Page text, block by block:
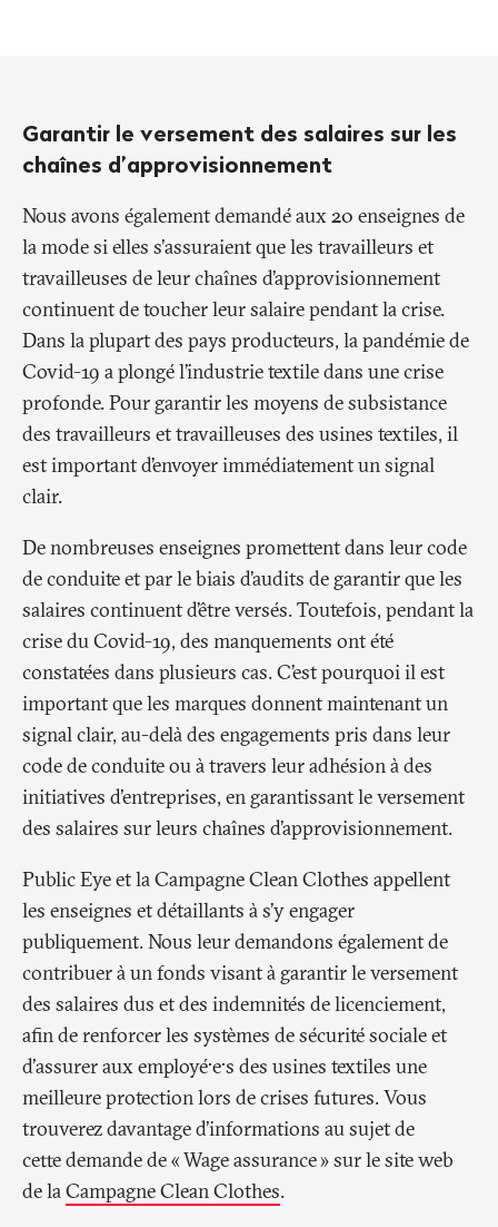
Garantir le versement des salaires sur les
chaînes d’approvisionnement
Nous avons également demandé aux 20 enseignes de
la mode si elles s'assuraient que les travailleurs et
travailleuses de leur chaînes d’approvisionnement
continuent de toucher leur salaire pendant la crise.
Dans la plupart des pays producteurs, la pandémie de
Covid-19 a plongé l’industrie textile dans une crise
profonde. Pour garantir les moyens de subsistance
des travailleurs et travailleuses des usines textiles, il
est important d’envoyer immédiatement un signal
clair.
De nombreuses enseignes promettent dans leur code
de conduite et par le biais d’audits de garantir que les
salaires continuent d’être versés. Toutefois, pendant la
crise du Covid-19, des manquements ont été
constatées dans plusieurs cas. C’est pourquoi il est
important que les marques donnent maintenant un
signal clair, au-delà des engagements pris dans leur
code de conduite ou à travers leur adhésion à des
initiatives d'entreprises, en garantissant le versement
des salaires sur leurs chaînes d’approvisionnement.
Public Eye et la Campagne Clean Clothes appellent
les enseignes et détaillants à s’y engager
publiquement. Nous leur demandons également de
contribuer à un fonds visant à garantir le versement
des salaires dus et des indemnités de licenciement,
afin de renforcer les systèmes de sécurité sociale et
d'assurer aux employé·e·s des usines textiles une
meilleure protection lors de crises futures. Vous
trouverez davantage d'informations au sujet de
cette demande de «Wage assurance» sur le site web
de laCampagne Clean Clothes.